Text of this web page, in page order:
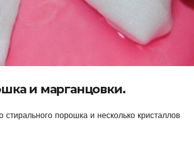
и марганцовки.
порошка и несколько кристаллов